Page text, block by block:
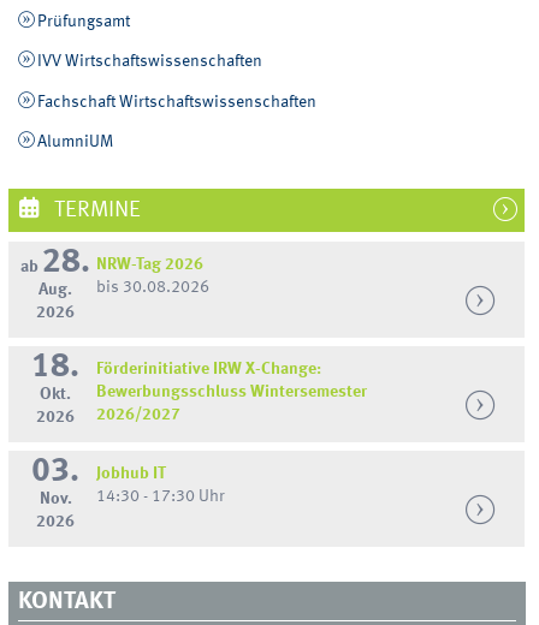
Prüfungsamt
IVV Wirtschaftswissenschaften
Fachschaft Wirtschaftswissenschaften
AlumniUM
TERMINE
ab 28.
Aug.
2026
NRW-Tag 2026
bis 30.08.2026
18.
Okt.
2026
Förderinitiative IRW X-Change:
Bewerbungsschluss Wintersemester
2026/2027
03.
Nov.
2026
Jobhub IT
14:30 - 17:30 Uhr
KONTAKT